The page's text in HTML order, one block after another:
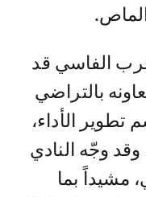
الفاسي قد
بالتراضي
الأداء،
وجّه النادي
مشيداً بما